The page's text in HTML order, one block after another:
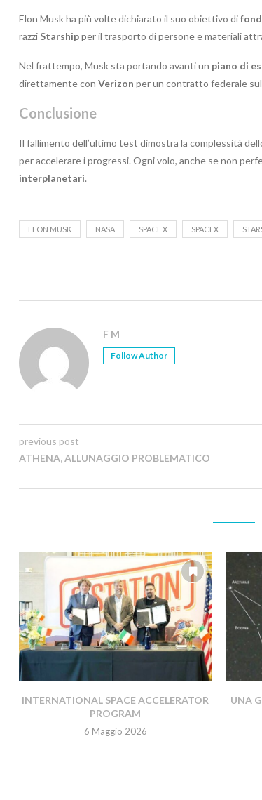
Elon Musk ha più volte dichiarato il suo obiettivo di
razzi Starshipper il trasporto di persone e materiali
Nel frattempo, Musk sta portando avanti un piano di
direttamente con Verizon per un contratto federale
Conclusione
Il fallimento dell’ultimo test dimostra la complessità
per accelerare i progressi. Ogni volo, anche se non
interplanetari.
ELON MUSK NASA SPACE X SPACEX
F M
Follow Author
previous post
ATHENA, ALLUNAGGIO PROBLEMATICO
INTERNATIONAL SPACE ACCELERATOR
PROGRAM
6 Maggio 2026
UNA